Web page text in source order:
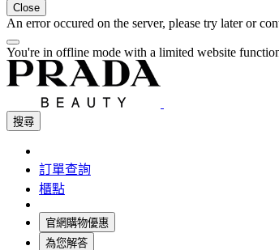
Close
An error occured on the server, please try later or
You're in offline mode with a limited website
搜尋
訂單查詢
櫃點
官網購物優惠
為您解答